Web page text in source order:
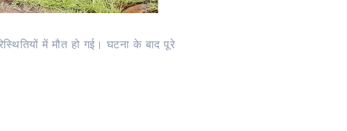
में मौत हो गई। घटना के बाद पूरे